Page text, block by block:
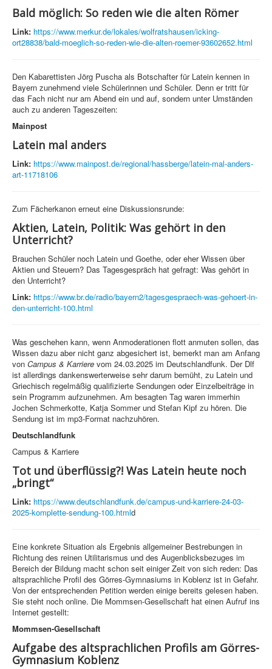
Bald möglich: So reden wie die alten Römer
Link: https://www.merkur.de/lokales/wolfratshausen/icking-
ort28838/bald-moeglich-so-reden-wie-die-alten-roemer-93602652.html
Den Kabarettisten Jörg Puscha als Botschafter für Latein kennen in
Bayern zunehmend viele Schülerinnen und Schüler. Denn er tritt für
das Fach nicht nur am Abend ein und auf, sondern unter Umständen
auch zu anderen Tageszeiten:
Mainpost
Latein mal anders
Link: https://www.mainpost.de/regional/hassberge/latein-mal-anders-
art-11718106
Zum Fächerkanon erneut eine Diskussionsrunde:
Aktien, Latein, Politik: Was gehört in den
Unterricht?
Brauchen Schüler noch Latein und Goethe, oder eher Wissen über
Aktien und Steuern? Das Tagesgespräch hat gefragt: Was gehört in
den Unterricht?
Link: https://www.br.de/radio/bayern2/tagesgespraech-was-gehoert-in-
den-unterricht-100.html
Was geschehen kann, wenn Anmoderationen flott anmuten sollen, das
Wissen dazu aber nicht ganz abgesichert ist, bemerkt man am Anfang
von Campus & Karriere vom 24.03.2025 im Deutschlandfunk. Der Dlf
ist allerdings dankenswerterweise sehr darum bemüht, zu Latein und
Griechisch regelmäßig qualifizierte Sendungen oder Einzelbeiträge in
sein Programm aufzunehmen. Am besagten Tag waren immerhin
Jochen Schmerkotte, Katja Sommer und Stefan Kipf zu hören. Die
Sendung ist im mp3-Format nachzuhören.
Deutschlandfunk
Campus & Karriere
Tot und überflüssig?! Was Latein heute noch
„bringt“
Link: https://www.deutschlandfunk.de/campus-und-karriere-24-03-
2025-komplette-sendung-100.htmld
Eine konkrete Situation als Ergebnis allgemeiner Bestrebungen in
Richtung des reinen Utilitarismus und des Augenblicksbezuges im
Bereich der Bildung macht schon seit einiger Zeit von sich reden: Das
altsprachliche Profil des Görres-Gymnasiums in Koblenz ist in Gefahr.
Von der entsprechenden Petition werden einige bereits gelesen haben.
Sie steht noch online. Die Mommsen-Gesellschaft hat einen Aufruf ins
Internet gestellt:
Mommsen-Gesellschaft
Aufgabe des altsprachlichen Profils am Görres-
Gymnasium Koblenz